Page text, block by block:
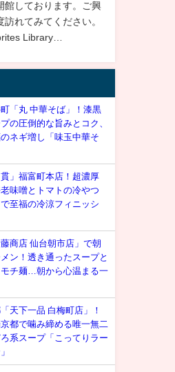
館しております。ご興
れてみてください。
Library…
「丸 中華そば」！漆黒
の圧倒的な旨みとコク、
ネギ増し「味玉中華そ
貫」福富町本店！超濃厚
老味噌とトマトの冷やつ
至福の冷涼フィニッシ
藤商店 仙台朝市店」で朝
ン！透き通ったスープと
チ麺…朝から心温まる一
天下一品 白梅町店」！
都で噛み締める唯一無二
系スープ「こってりラー